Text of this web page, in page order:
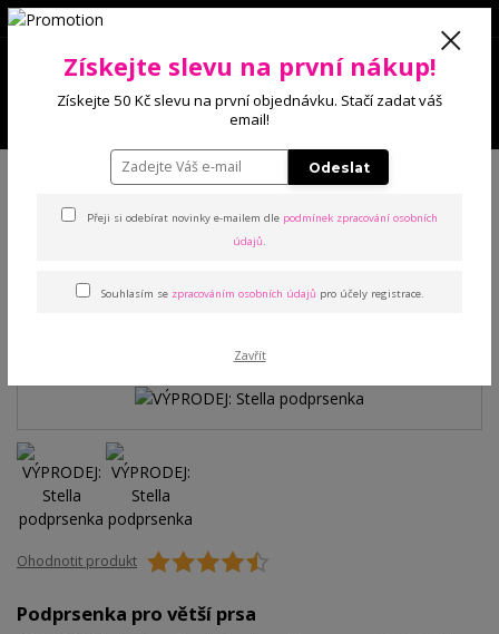
0 Kč
Podprsenky Bez výstuže VÝPRODEJ: Stella podprsenka
VÝPRODEJ: Stella
podprsenka
Ohodnotit produkt
Podprsenka pro větší prsa
Získejte slevu na první nákup!
Získejte 50 Kč slevu na první objednávku. Stačí zadat váš
email!
Odeslat
Přeji si odebírat novinky e-mailem dle podmínek zpracování osobních
údajů.
Souhlasím se zpracováním osobních údajů pro účely registrace.
Zavřít